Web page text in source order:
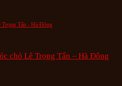
chó Lê Trọng Tấn – Hà Đông